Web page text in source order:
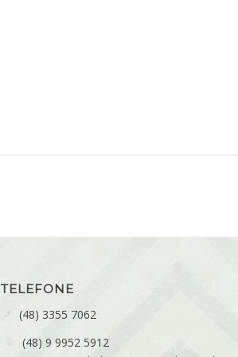
TELEFONE
(48) 3355 7062
(48) 9 9952 5912